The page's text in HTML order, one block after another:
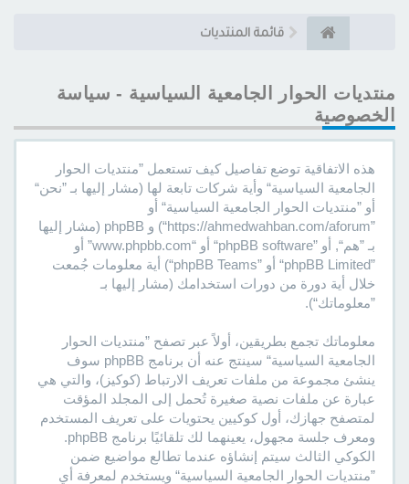
قائمة المنتديات
منتديات الحوار الجامعية السياسية - سياسة
الخصوصية
هذه الاتفاقية توضع تفاصيل كيف تستعمل ”منتديات الحوار
الجامعية السياسية“ وأية شركات تابعة لها (مشار إليها بـ ”نحن“
أو ”منتديات الحوار الجامعية السياسية“ أو
”https://ahmedwahban.com/aforum“) و phpBB (مشار إليها
بـ ”هم“, أو ”phpBB software“ أو “www.phpbb.com” أو
”phpBB Limited“ أو ”phpBB Teams“) أية معلومات جُمعت
خلال أية دورة من دورات استخدامك (مشار إليها بـ
”معلوماتك“).
معلوماتك تجمع بطريقين، أولاً عبر تصفح ”منتديات الحوار
الجامعية السياسية“ سينتج عنه أن برنامج phpBB سوف
ينشئ مجموعة من ملفات تعريف الارتباط (كوكيز)، والتي هي
عبارة عن ملفات نصية صغيرة تُحمل إلى المجلد المؤقت
لمتصفح جهازك، أول كوكيين يحتويات على تعريف المستخدم
ومعرف جلسة مجهول، يعينهما لك تلقائيًا برنامج phpBB.
الكوكي الثالث سيتم إنشاؤه عندما تطالع مواضيع ضمن
”منتديات الحوار الجامعية السياسية“ ويستخدم لمعرفة أي